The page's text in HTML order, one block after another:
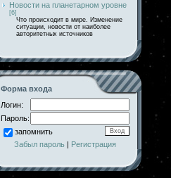
Новости на планетарном уровне
[6]
Что происходит в мире. Изменение
ситуации, новости от наиболее
авторитетных источников
Форма входа
Логин:
Пароль:
запомнить
Забыл пароль | Регистрация